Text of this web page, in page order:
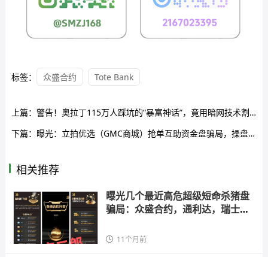
标签： 众盛合约 Tote Bank
上篇： 警告！奥拉丁115万人踩坑的“暴富神话”，竟用暗网技术割韭菜！
下篇： 曝光：立拍优选（GMC商城）抢单互助资金盘骗局，操盘手圈钱过千万，昨日已经崩盘跑路，操盘手资料曝光，维权中！
相关推荐
曝光几个最近高危超级短命杀猪盘
骗局：众盛合约，通利达，瑞士百
11个月前